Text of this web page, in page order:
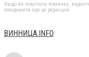
Якщо ви помітили помилку,
повідомити про це редакцію
ВИННИЦА.INFO